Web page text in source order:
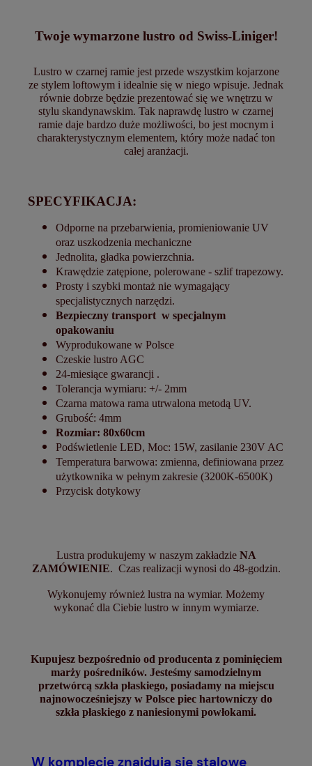
Twoje wymarzone lustro od Swiss-Liniger!
Lustro w czarnej ramie jest przede wszystkim kojarzone
ze stylem loftowym i idealnie się w niego wpisuje. Jednak
równie dobrze będzie prezentować się we wnętrzu w
stylu skandynawskim. Tak naprawdę lustro w czarnej
ramie daje bardzo duże możliwości, bo jest mocnym i
charakterystycznym elementem, który może nadać ton
całej aranżacji.
SPECYFIKACJA:
Odporne na przebarwienia, promieniowanie UV
oraz uszkodzenia mechaniczne
Jednolita, gładka powierzchnia.
Krawędzie zatępione, polerowane - szlif trapezowy.
Prosty i szybki montaż nie wymagający
specjalistycznych narzędzi.
Bezpieczny transport w specjalnym
opakowaniu
Wyprodukowane w Polsce
Czeskie lustro AGC
24-miesiące gwarancji .
Tolerancja wymiaru: +/- 2mm
Czarna matowa rama utrwalona metodą UV.
Grubość: 4mm
Rozmiar: 80x60cm
Podświetlenie LED, Moc: 15W, zasilanie 230V AC
Temperatura barwowa: zmienna, definiowana przez
użytkownika w pełnym zakresie (3200K-6500K)
Przycisk dotykowy
Lustra produkujemy w naszym zakładzie NA
ZAMÓWIENIE. Czas realizacji wynosi do 48-godzin.
Wykonujemy również lustra na wymiar. Możemy
wykonać dla Ciebie lustro w innym wymiarze.
Kupujesz bezpośrednio od producenta z pominięciem
marży pośredników. Jesteśmy samodzielnym
przetwórcą szkła płaskiego, posiadamy na miejscu
najnowocześniejszy w Polsce piec hartowniczy do
szkła płaskiego z naniesionymi powłokami.
W komplecie znajdują się stalowe